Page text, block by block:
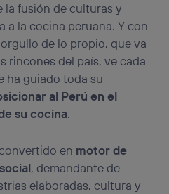
la fusión de culturas y
a la cocina peruana. Y con
de lo propio, que va
rincones del país, ve cada
ha guiado toda su
al Perú en el
su cocina.
en motor de
, demandante de
elaboradas, cultura y